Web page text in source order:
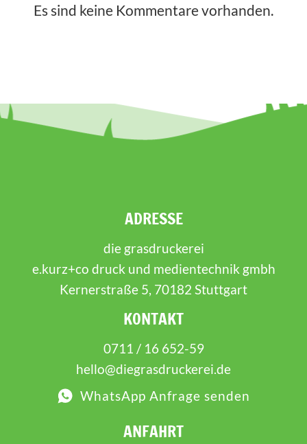
Es sind keine Kommentare vorhanden.
ADRESSE
die grasdruckerei
e.kurz+co druck und medientechnik gmbh
Kernerstraße 5, 70182 Stuttgart
KONTAKT
0711 / 16 652-59
hello@diegrasdruckerei.de
WhatsApp Anfrage senden
ANFAHRT